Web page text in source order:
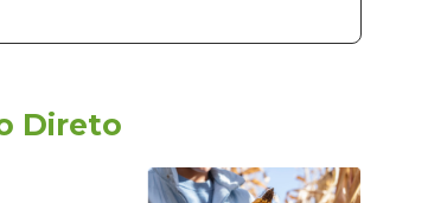
Direto